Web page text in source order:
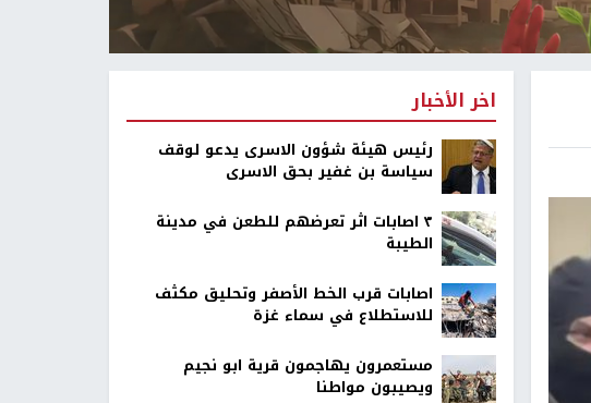
اخر الأخبار
رئيس هيئة شؤون الاسرى يدعو لوقف
سياسة بن غفير بحق الاسرى
٣ اصابات اثر تعرضهم للطعن في مدينة
الطيبة
اصابات قرب الخط الأصفر وتحليق مكثف
للاستطلاع في سماء غزة
مستعمرون يهاجمون قرية ابو نجيم
ويصيبون مواطنا